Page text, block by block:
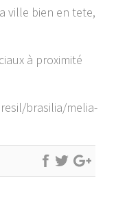
ville bien en tete,
à proximité
brasilia/melia-